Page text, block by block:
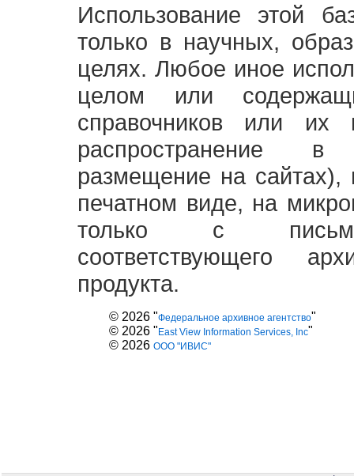
Использование этой
только в научных,
целях. Любое иное
целом или
справочников или их
распространение
размещение на
печатном виде, на
только с
соответствующего
продукта.
© 2026 "Федеральное архивное агентство"
© 2026 " East View Information Services, Inc"
© 2026 ООО "ИВИС"